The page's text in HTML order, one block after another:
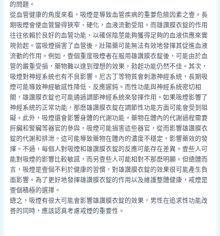
的問題。
從血管健康的角度來看，吸煙是導致血管疾病的重要危險因素之壹。長
期吸煙會使血管變得狹窄、硬化，血液流動受阻。而雄讚膜衣錠的作用
往往依賴於良好的血管功能，以確保陰莖能夠獲得足夠的血液供應來實
現勃起。當吸煙損害了血管後，壯陽藥可能無法有效地發揮其促進血液
流動的作用。例如，壹個重度吸煙者在服用雄讚膜衣錠後，可能由於血
管的嚴重受損，藥物難以達到理想的效果，勃起功能仍然不佳。其次，
吸煙對神經系統也有不良影響。尼古丁等物質會刺激神經系統，長期吸
煙可能導致神經敏感性降低、反應遲鈍。而性功能與神經系統密切相
關，雄讚膜衣錠也可能通過調節神經系統來發揮作用。如果吸煙影響了
神經系統的正常功能，那麽雄讚膜衣錠在調節性功能方面可能會受到阻
礙。此外，吸煙還會影響身體的代謝功能。藥物在體內的代謝過程需要
肝臟和腎臟等器官的參與，吸煙可能損害這些器官，從而影響雄讚膜衣
錠的代謝和排泄。這可能導致藥物在體內的濃度不穩定，影響藥效的發
揮。不過，每個人對吸煙和雄讚膜衣錠的反應可能存在差異。壹些人可
能對吸煙的影響比較敏感，而另壹些人可能相對不那麽明顯。但總體而
言，吸煙是壹個不利於健康的習慣，對雄讚膜衣錠的效果很可能產生負
面影響。為了更好地發揮雄讚膜衣錠的作用以及維護整體健康，戒煙是
壹個積極的選擇。
總之，吸煙有很大可能會影響雄讚膜衣錠的效果，男性在追求性功能改
善的同時，應該認真考慮戒煙的重要性。